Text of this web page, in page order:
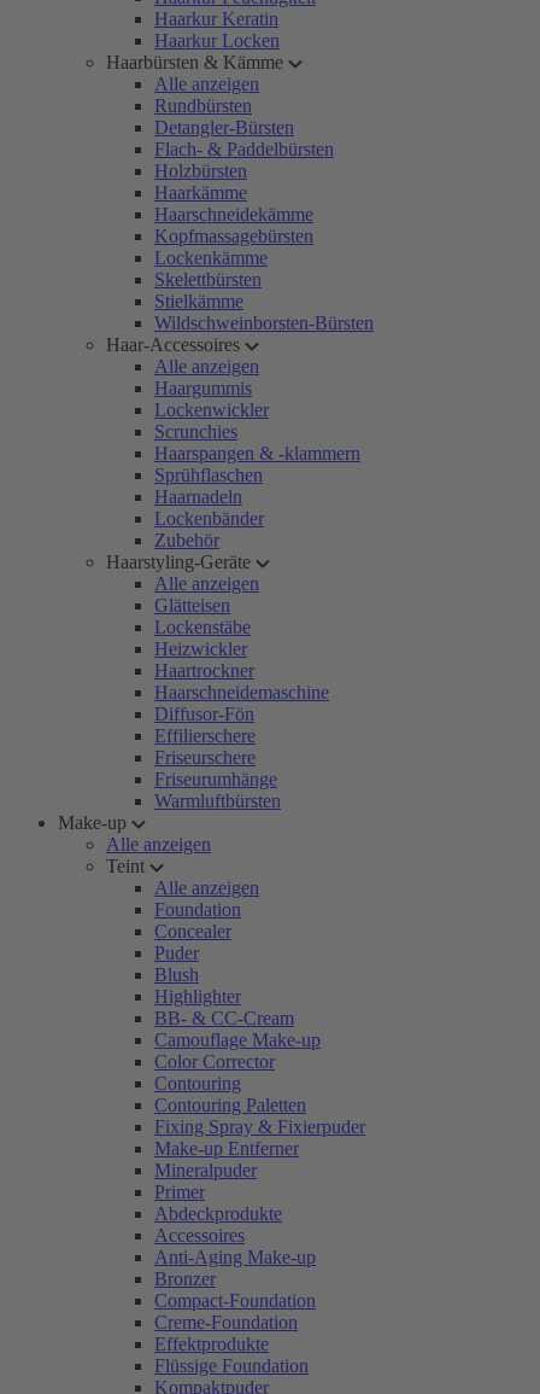
Haarkur Keratin
Haarkur Locken
Haarbürsten & Kämme
Alle anzeigen
Rundbürsten
Detangler-Bürsten
Flach- & Paddelbürsten
Holzbürsten
Haarkämme
Haarschneidekämme
Kopfmassagebürsten
Lockenkämme
Skelettbürsten
Stielkämme
Wildschweinborsten-Bürsten
Haar-Accessoires
Alle anzeigen
Haargummis
Lockenwickler
Scrunchies
Haarspangen & -klammern
Sprühflaschen
Haarnadeln
Lockenbänder
Zubehör
Haarstyling-Geräte
Alle anzeigen
Glätteisen
Lockenstäbe
Heizwickler
Haartrockner
Haarschneidemaschine
Diffusor-Fön
Effilierschere
Friseurschere
Friseurumhänge
Warmluftbürsten
Make-up
Alle anzeigen
Teint
Alle anzeigen
Foundation
Concealer
Puder
Blush
Highlighter
BB- & CC-Cream
Camouflage Make-up
Color Corrector
Contouring
Contouring Paletten
Fixing Spray & Fixierpuder
Make-up Entferner
Mineralpuder
Primer
Abdeckprodukte
Accessoires
Anti-Aging Make-up
Bronzer
Compact-Foundation
Creme-Foundation
Effektprodukte
Flüssige Foundation
Kompaktpuder